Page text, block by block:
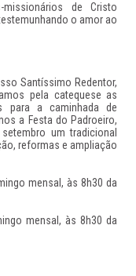
de Cristo
o amor ao
Santíssimo Redentor,
pela catequese as
para a caminhada de
a Festa do Padroeiro,
um tradicional
reformas e ampliação
mensal, às 8h30 da
mensal, às 8h30 da